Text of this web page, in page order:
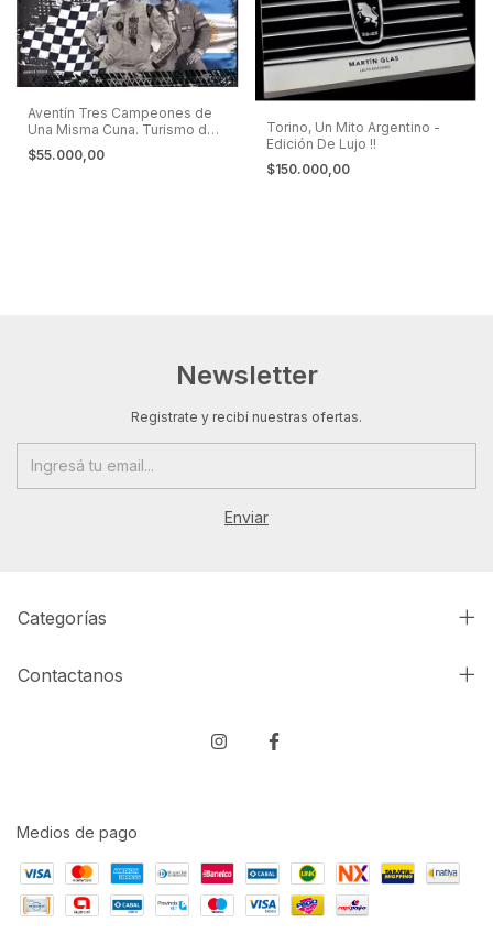
Aventín Tres Campeones de
Una Misma Cuna. Turismo de
Carretera
$55.000,00
Torino, Un Mito Argentino -
Edición De Lujo !!
$150.000,00
Newsletter
Registrate y recibí nuestras ofertas.
Categorías
Contactanos
Medios de pago